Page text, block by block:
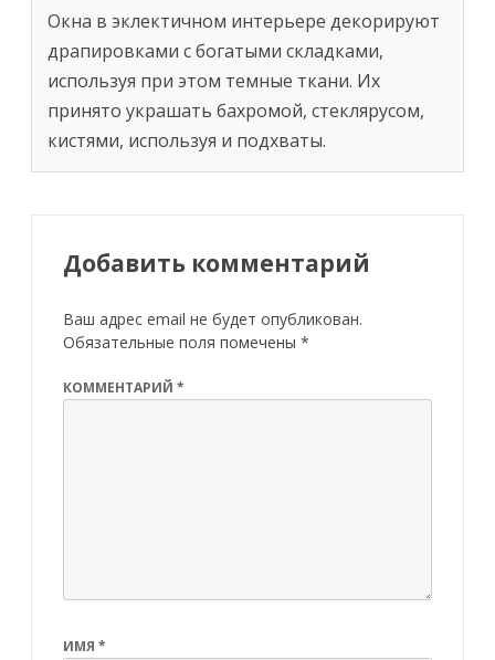
Окна в эклектичном интерьере декорируют
драпировками с богатыми складками,
используя при этом темные ткани. Их
принято украшать бахромой, стеклярусом,
кистями, используя и подхваты.
Добавить комментарий
Ваш адрес email не будет опубликован.
Обязательные поля помечены *
КОММЕНТАРИЙ *
ИМЯ *